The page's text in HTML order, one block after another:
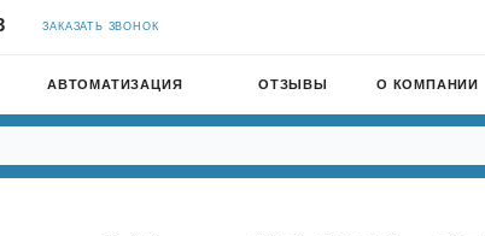
ЗАКАЗАТЬ ЗВОНОК
АВТОМАТИЗАЦИЯ ОТЗЫВЫ О КОМПАНИИ